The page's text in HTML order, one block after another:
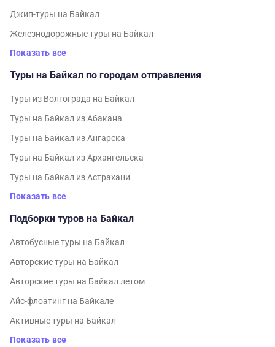
Джип-туры на Байкал
Железнодорожные туры на Байкал
Показать все
Туры на Байкал по городам отправления
Туры из Волгограда на Байкал
Туры на Байкал из Абакана
Туры на Байкал из Ангарска
Туры на Байкал из Архангельска
Туры на Байкал из Астрахани
Показать все
Подборки туров на Байкал
Автобусные туры на Байкал
Авторские туры на Байкал
Авторские туры на Байкал летом
Айс-флоатинг на Байкале
Активные туры на Байкал
Показать все